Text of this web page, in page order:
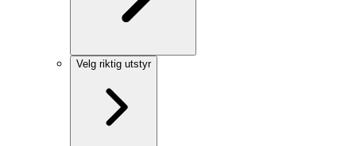
Velg riktig utstyr